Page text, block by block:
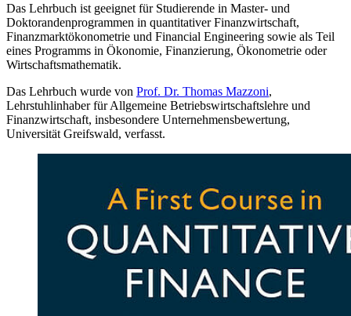
Das Lehrbuch ist geeignet für Studierende in Master- und
Doktorandenprogrammen in quantitativer Finanzwirtschaft,
Finanzmarktökonometrie und Financial Engineering sowie als Teil
eines Programms in Ökonomie, Finanzierung, Ökonometrie oder
Wirtschaftsmathematik.
Das Lehrbuch wurde von Prof. Dr. Thomas Mazzoni,
Lehrstuhlinhaber für Allgemeine Betriebswirtschaftslehre und
Finanzwirtschaft, insbesondere Unternehmensbewertung,
Universität Greifswald, verfasst.